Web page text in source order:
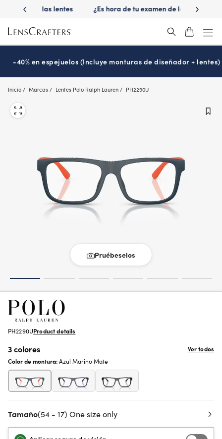
main
content
lentes
¿Es hora de tu examen de la vista?
Disfruta -
-40% en espejuelos (Incluye monturas de diseñador + lentes)
Inicio Marcas Lentes Polo Ralph Lauren PH2290U
Pruébeselos
PH2290UProduct details
3 colores
Ver todos
Color de montura:Azul Marino Mate
Tamaño(54 - 17) One size only